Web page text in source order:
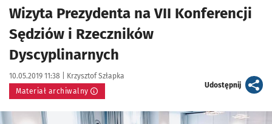
Wizyta Prezydenta na VII Konferencji
Sędziów i Rzeczników
Dyscyplinarnych
Data publikacji:
10.05.2019 11:38 | Autor:
Krzysztof Szłapka
Materiał archiwalny
Udostępnijartykuł
Kliknij, aby powiększyć